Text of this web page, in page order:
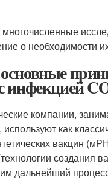
о необходимости
инфекцией
компании,
как
вакцин
создания
дальнейший